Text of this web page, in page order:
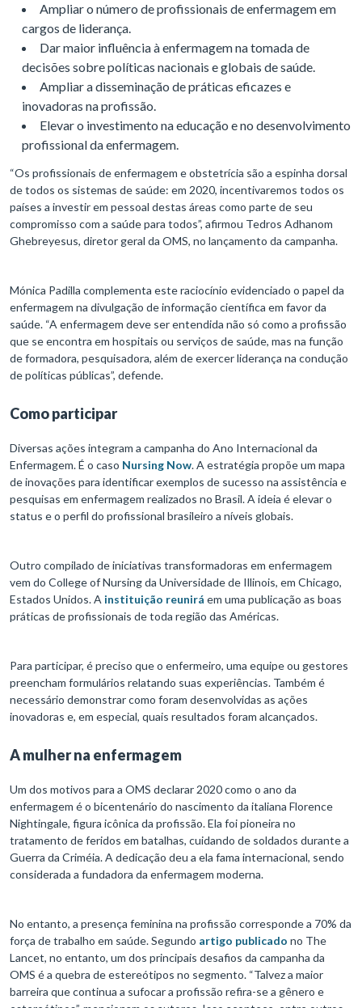
Ampliar o número de profissionais de enfermagem em
cargos de liderança.
Dar maior influência à enfermagem na tomada de
decisões sobre políticas nacionais e globais de saúde.
Ampliar a disseminação de práticas eficazes e
inovadoras na profissão.
Elevar o investimento na educação e no desenvolvimento
profissional da enfermagem.
“Os profissionais de enfermagem e obstetrícia são a espinha dorsal
de todos os sistemas de saúde: em 2020, incentivaremos todos os
países a investir em pessoal destas áreas como parte de seu
compromisso com a saúde para todos”, afirmou Tedros Adhanom
Ghebreyesus, diretor geral da OMS, no lançamento da campanha.
Mónica Padilla complementa este raciocínio evidenciado o papel da
enfermagem na divulgação de informação científica em favor da
saúde. “A enfermagem deve ser entendida não só como a profissão
que se encontra em hospitais ou serviços de saúde, mas na função
de formadora, pesquisadora, além de exercer liderança na condução
de políticas públicas”, defende.
Como participar
Diversas ações integram a campanha do Ano Internacional da
Enfermagem. É o caso Nursing Now. A estratégia propõe um mapa
de inovações para identificar exemplos de sucesso na assistência e
pesquisas em enfermagem realizados no Brasil. A ideia é elevar o
status e o perfil do profissional brasileiro a níveis globais.
Outro compilado de iniciativas transformadoras em enfermagem
vem do College of Nursing da Universidade de Illinois, em Chicago,
Estados Unidos. A instituição reunirá em uma publicação as boas
práticas de profissionais de toda região das Américas.
Para participar, é preciso que o enfermeiro, uma equipe ou gestores
preencham formulários relatando suas experiências. Também é
necessário demonstrar como foram desenvolvidas as ações
inovadoras e, em especial, quais resultados foram alcançados.
A mulher na enfermagem
Um dos motivos para a OMS declarar 2020 como o ano da
enfermagem é o bicentenário do nascimento da italiana Florence
Nightingale, figura icônica da profissão. Ela foi pioneira no
tratamento de feridos em batalhas, cuidando de soldados durante a
Guerra da Criméia. A dedicação deu a ela fama internacional, sendo
considerada a fundadora da enfermagem moderna.
No entanto, a presença feminina na profissão corresponde a 70% da
força de trabalho em saúde. Segundo artigo publicado no The
Lancet, no entanto, um dos principais desafios da campanha da
OMS é a quebra de estereótipos no segmento. “Talvez a maior
barreira que continua a sufocar a profissão refira-se a gênero e